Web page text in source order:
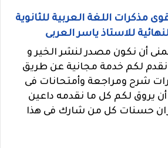
مذكرات اللغة العربية للثانوية
للاستاذ ياسر العربى
أن نكون مصدر لنشر الخير و
لكم خدمة مجانية عن طريق
شرح ومراجعة وأمتحانات فى
أن يروق لكم كل ما نقدمه داعين
حسنات كل من شارك فى هذا